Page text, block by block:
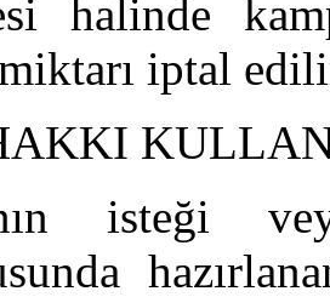
halinde
iptal
isteği